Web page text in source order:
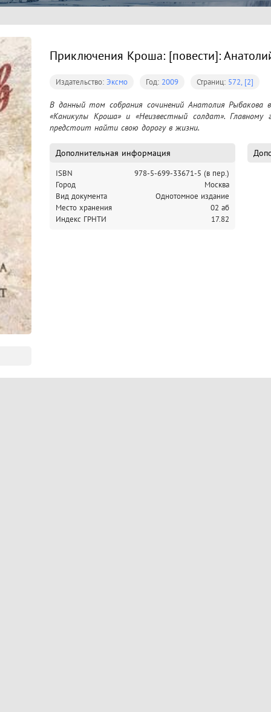
Приключения Кроша: [повести]:
Издательство: Эксмо Год: 2009 Страниц: 572, [2]
В данный том собрания сочинений Анатолия Рыбакова
«Каникулы Кроша» и «Неизвестный солдат». Главному
предстоит найти свою дорогу в жизни.
Дополнительная информация
ISBN
978-5-699-33671-5 (в пер.)
Город
Москва
Вид документа
Однотомное издание
Место хранения
02 аб
Индекс ГРНТИ
17.82